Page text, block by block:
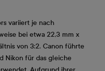
variiert je nach
bei etwa 22,3 mm x
von 3:2. Canon führte
Nikon für das gleiche